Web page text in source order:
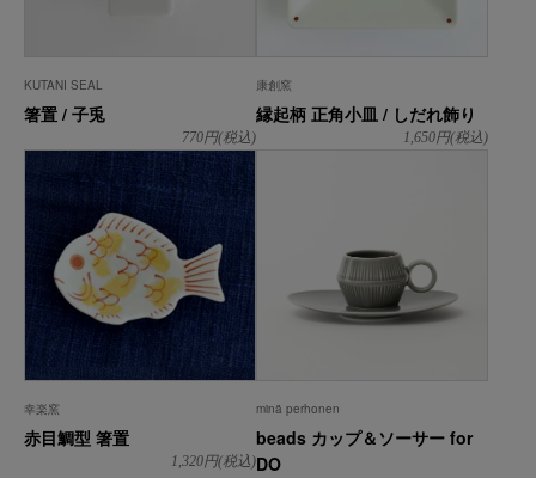
KUTANI SEAL
箸置 / 子兎
770円(税込)
康創窯
縁起柄 正角小皿 / しだれ飾り
1,650円(税込)
幸楽窯
赤目鯛型 箸置
1,320円(税込)
minä perhonen
beads カップ＆ソーサー for
DO